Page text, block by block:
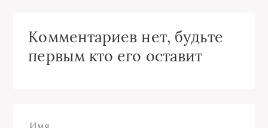
Комментариев нет, будьте
первым кто его оставит